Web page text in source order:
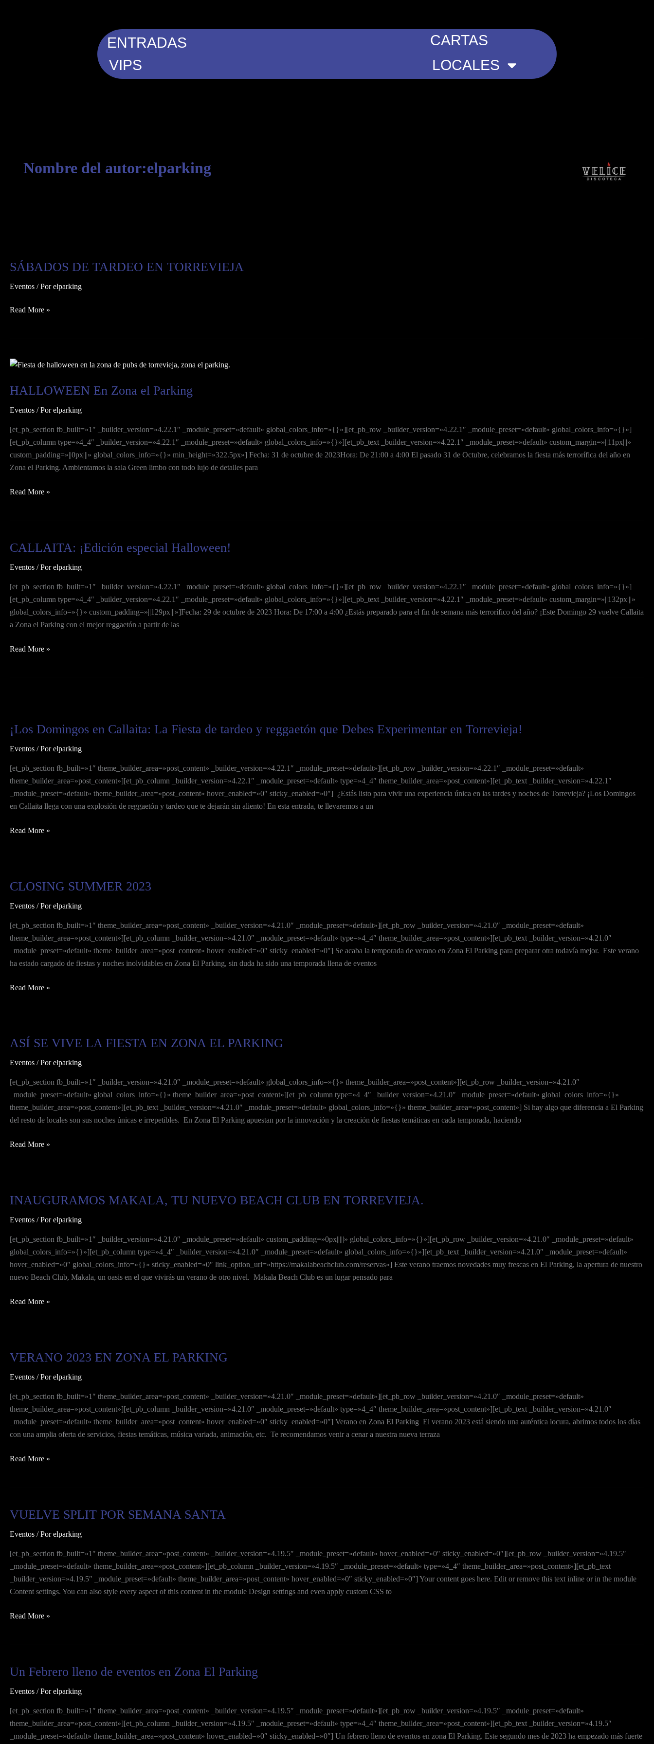
ENTRADAS
VIPS
CARTAS
LOCALES
Nombre del autor:elparking
SÁBADOS DE TARDEO EN TORREVIEJA
Eventos / Porelparking
TARDEO
TORREVIEJA
Read More »
HALLOWEEN En Zona el Parking
Eventos / Porelparking
[et_pb_section fb_built=»1″ _builder_version=»4.22.1″ _module_preset=»default» global_colors_info=»{}»][et_pb_row _builder_version=»4.22.1″ _module_preset=»default» global_colors_info=»{}»]
[et_pb_column type=»4_4″ _builder_version=»4.22.1″ _module_preset=»default» global_colors_info=»{}»][et_pb_text _builder_version=»4.22.1″ _module_preset=»default» custom_margin=»||11px|||»
custom_padding=»||0px|||» global_colors_info=»{}» min_height=»322.5px»] Fecha: 31 de octubre de 2023Hora: De 21:00 a 4:00 El pasado 31 de Octubre, celebramos la fiesta más terrorífica del año en
Zona el Parking. Ambientamos la sala Green limbo con todo lujo de detalles para
HALLOWEEN
Zona
Parking
Read More »
CALLAITA: ¡Edición especial Halloween!
Eventos / Porelparking
[et_pb_section fb_built=»1″ _builder_version=»4.22.1″ _module_preset=»default» global_colors_info=»{}»][et_pb_row _builder_version=»4.22.1″ _module_preset=»default» global_colors_info=»{}»]
[et_pb_column type=»4_4″ _builder_version=»4.22.1″ _module_preset=»default» global_colors_info=»{}»][et_pb_text _builder_version=»4.22.1″ _module_preset=»default» custom_margin=»||132px|||»
global_colors_info=»{}» custom_padding=»||129px|||»]Fecha: 29 de octubre de 2023 Hora: De 17:00 a 4:00 ¿Estás preparado para el fin de semana más terrorífico del año? ¡Este Domingo 29 vuelve Callaita
a Zona el Parking con el mejor reggaetón a partir de las
CALLAITA:
especial
Halloween!
Read More »
¡Los Domingos en Callaita: La Fiesta de tardeo y reggaetón que Debes Experimentar en Torrevieja!
Eventos / Porelparking
[et_pb_section fb_built=»1″ theme_builder_area=»post_content» _builder_version=»4.22.1″ _module_preset=»default»][et_pb_row _builder_version=»4.22.1″ _module_preset=»default»
theme_builder_area=»post_content»][et_pb_column _builder_version=»4.22.1″ _module_preset=»default» type=»4_4″ theme_builder_area=»post_content»][et_pb_text _builder_version=»4.22.1″
_module_preset=»default» theme_builder_area=»post_content» hover_enabled=»0″ sticky_enabled=»0″] ¿Estás listo para vivir una experiencia única en las tardes y noches de Torrevieja? ¡Los Domingos
en Callaita llega con una explosión de reggaetón y tardeo que te dejarán sin aliento! En esta entrada, te llevaremos a un
en
La
Fiesta
de
tardeo
y
que
Read More »
CLOSING SUMMER 2023
Eventos / Porelparking
[et_pb_section fb_built=»1″ theme_builder_area=»post_content» _builder_version=»4.21.0″ _module_preset=»default»][et_pb_row _builder_version=»4.21.0″ _module_preset=»default»
theme_builder_area=»post_content»][et_pb_column _builder_version=»4.21.0″ _module_preset=»default» type=»4_4″ theme_builder_area=»post_content»][et_pb_text _builder_version=»4.21.0″
_module_preset=»default» theme_builder_area=»post_content» hover_enabled=»0″ sticky_enabled=»0″] Se acaba la temporada de verano en Zona El Parking para preparar otra todavía mejor. Este verano
ha estado cargado de fiestas y noches inolvidables en Zona El Parking, sin duda ha sido una temporada llena de eventos
CLOSING
2023
Read More »
ASÍ SE VIVE LA FIESTA EN ZONA EL PARKING
Eventos / Porelparking
[et_pb_section fb_built=»1″ _builder_version=»4.21.0″ _module_preset=»default» global_colors_info=»{}» theme_builder_area=»post_content»][et_pb_row _builder_version=»4.21.0″
_module_preset=»default» global_colors_info=»{}» theme_builder_area=»post_content»][et_pb_column type=»4_4″ _builder_version=»4.21.0″ _module_preset=»default» global_colors_info=»{}»
theme_builder_area=»post_content»][et_pb_text _builder_version=»4.21.0″ _module_preset=»default» global_colors_info=»{}» theme_builder_area=»post_content»] Si hay algo que diferencia a El Parking
del resto de locales son sus noches únicas e irrepetibles. En Zona El Parking apuestan por la innovación y la creación de fiestas temáticas en cada temporada, haciendo
ASÍ
VIVE
LA
FIESTA
EN
ZONA
PARKING
Read More »
INAUGURAMOS MAKALA, TU NUEVO BEACH CLUB EN TORREVIEJA.
Eventos / Porelparking
[et_pb_section fb_built=»1″ _builder_version=»4.21.0″ _module_preset=»default» custom_padding=»0px|||||» global_colors_info=»{}»][et_pb_row _builder_version=»4.21.0″ _module_preset=»default»
global_colors_info=»{}»][et_pb_column type=»4_4″ _builder_version=»4.21.0″ _module_preset=»default» global_colors_info=»{}»][et_pb_text _builder_version=»4.21.0″ _module_preset=»default»
hover_enabled=»0″ global_colors_info=»{}» sticky_enabled=»0″ link_option_url=»https://makalabeachclub.com/reservas»] Este verano traemos novedades muy frescas en El Parking, la apertura de nuestro
nuevo Beach Club, Makala, un oasis en el que vivirás un verano de otro nivel. Makala Beach Club es un lugar pensado para
INAUGURAMOS
TU
NUEVO
BEACH
CLUB
EN
Read More »
VERANO 2023 EN ZONA EL PARKING
Eventos / Porelparking
[et_pb_section fb_built=»1″ theme_builder_area=»post_content» _builder_version=»4.21.0″ _module_preset=»default»][et_pb_row _builder_version=»4.21.0″ _module_preset=»default»
theme_builder_area=»post_content»][et_pb_column _builder_version=»4.21.0″ _module_preset=»default» type=»4_4″ theme_builder_area=»post_content»][et_pb_text _builder_version=»4.21.0″
_module_preset=»default» theme_builder_area=»post_content» hover_enabled=»0″ sticky_enabled=»0″] Verano en Zona El Parking El verano 2023 está siendo una auténtica locura, abrimos todos los días
con una amplia oferta de servicios, fiestas temáticas, música variada, animación, etc. Te recomendamos venir a cenar a nuestra nueva terraza
VERANO
EN
ZONA
EL
PARKING
Read More »
VUELVE SPLIT POR SEMANA SANTA
Eventos / Porelparking
[et_pb_section fb_built=»1″ theme_builder_area=»post_content» _builder_version=»4.19.5″ _module_preset=»default» hover_enabled=»0″ sticky_enabled=»0″][et_pb_row _builder_version=»4.19.5″
_module_preset=»default» theme_builder_area=»post_content»][et_pb_column _builder_version=»4.19.5″ _module_preset=»default» type=»4_4″ theme_builder_area=»post_content»][et_pb_text
_builder_version=»4.19.5″ _module_preset=»default» theme_builder_area=»post_content» hover_enabled=»0″ sticky_enabled=»0″] Your content goes here. Edit or remove this text inline or in the module
Content settings. You can also style every aspect of this content in the module Design settings and even apply custom CSS to
VUELVE
POR
SEMANA
SANTA
Read More »
Un Febrero lleno de eventos en Zona El Parking
Eventos / Porelparking
[et_pb_section fb_built=»1″ theme_builder_area=»post_content» _builder_version=»4.19.5″ _module_preset=»default»][et_pb_row _builder_version=»4.19.5″ _module_preset=»default»
theme_builder_area=»post_content»][et_pb_column _builder_version=»4.19.5″ _module_preset=»default» type=»4_4″ theme_builder_area=»post_content»][et_pb_text _builder_version=»4.19.5″
_module_preset=»default» theme_builder_area=»post_content» hover_enabled=»0″ sticky_enabled=»0″] Un febrero lleno de eventos en zona El Parking. Este segundo mes de 2023 ha empezado más fuerte
Un
lleno
de
eventos
en